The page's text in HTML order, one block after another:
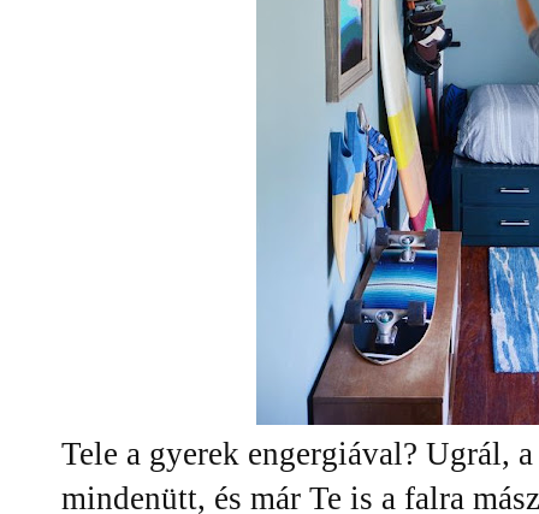
Tele a gyerek engergiával? Ugrál,
mindenütt, és már Te is a falra